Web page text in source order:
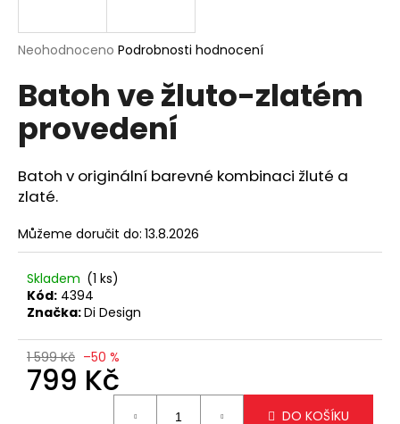
Průměrné
produktu
je
5
hvězdiček.
Neohodnoceno Podrobnosti hodnocení
Batoh ve žluto-zlatém
provedení
Batoh v originální barevné kombinaci žluté a
zlaté.
Můžeme doručit do: 13.8.2026
Skladem (1 ks)
Kód: 4394
Značka:Di Design
1 599 Kč –50 %
799 Kč
DO KOŠÍKU
j
t
?
D
o
p
o